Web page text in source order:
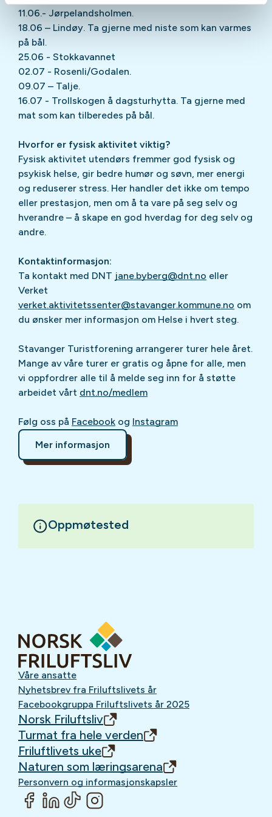
11.06.- Jørpelandsholmen.
18.06 – Lindøy. Ta gjerne med niste som kan varmes
på bål.
25.06 - Stokkavannet
02.07 - Rosenli/Godalen.
09.07 – Talje.
16.07 - Trollskogen å dagsturhytta. Ta gjerne med
mat som kan tilberedes på bål.
Hvorfor er fysisk aktivitet viktig?
Fysisk aktivitet utendørs fremmer god fysisk og
psykisk helse, gir bedre humør og søvn, mer energi
og reduserer stress. Her handler det ikke om tempo
eller prestasjon, men om å ta vare på seg selv og
hverandre – å skape en god hverdag for deg selv og
andre.
Kontaktinformasjon:
Ta kontakt med DNT jane.byberg@dnt.no eller
Verket
verket.aktivitetssenter@stavanger.kommune.no om
du ønsker mer informasjon om Helse i hvert steg.
Stavanger Turistforening arrangerer turer hele året.
Mange av våre turer er gratis og åpne for alle, men
vi oppfordrer alle til å melde seg inn for å støtte
arbeidet vårt dnt.no/medlem
Følg oss på Facebook og Instagram
Mer informasjon
Oppmøtested
Våre ansatte
Nyhetsbrev fra Friluftslivets år
Facebookgruppa Friluftslivets år 2025
Norsk Friluftsliv
Turmat fra hele verden
Friluftlivets uke
Naturen som læringsarena
Personvern og informasjonskapsler